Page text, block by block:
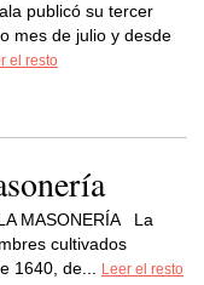
publicó su tercer
mes de julio y desde
el resto
MASONERÍA La
cultivados
1640, de...
Leer el resto